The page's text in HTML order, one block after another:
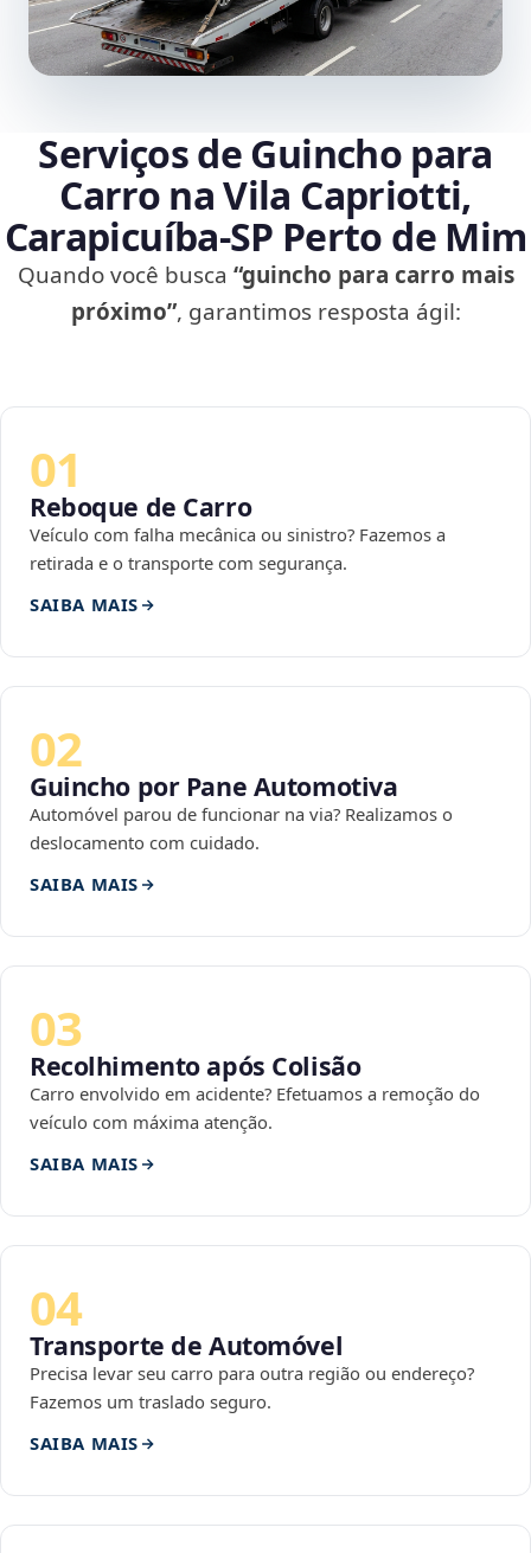
Serviços de Guincho para
Carro na Vila Capriotti,
Carapicuíba‑SP Perto de Mim
Quando você busca “guincho para carro mais
próximo”, garantimos resposta ágil:
01
Reboque de Carro
Veículo com falha mecânica ou sinistro? Fazemos a
retirada e o transporte com segurança.
SAIBA MAIS
02
Guincho por Pane Automotiva
Automóvel parou de funcionar na via? Realizamos o
deslocamento com cuidado.
SAIBA MAIS
03
Recolhimento após Colisão
Carro envolvido em acidente? Efetuamos a remoção do
veículo com máxima atenção.
SAIBA MAIS
04
Transporte de Automóvel
Precisa levar seu carro para outra região ou endereço?
Fazemos um traslado seguro.
SAIBA MAIS